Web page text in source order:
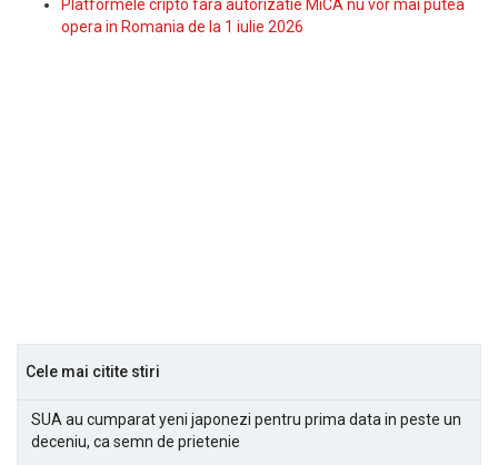
Platformele cripto fara autorizatie MiCA nu vor mai putea
opera in Romania de la 1 iulie 2026
Cele mai citite stiri
SUA au cumparat yeni japonezi pentru prima data in peste un
deceniu, ca semn de prietenie